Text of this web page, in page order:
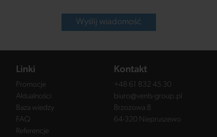
Wyślij wiadomość
Linki
Promocje
Aktualności
Baza wiedzy
FAQ
Referencje
Kontakt
+48 61 832 45 30
biuro@vents-group.pl
Brzozowa 8
64-320 Niepruszewo